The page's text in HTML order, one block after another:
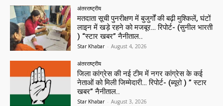
अंतरराष्ट्रीय
मतदाता सूची पुनरीक्षण में बुजुर्गों की बढ़ी मुश्किलें, घंटों
लाइन में खड़े रहने को मजबूर… रिपोर्ट- (सुनील भारती
) “स्टार खबर” नैनीताल..
Star Khabar - August 4, 2026
अंतरराष्ट्रीय
जिला कांग्रेस की नई टीम में नगर कांग्रेस के कई
नेताओं को मिली जिम्मेदारी… रिपोर्ट- (ब्यूरो ) ” स्टार
खबर” नैनीताल..
Star Khabar - August 3, 2026